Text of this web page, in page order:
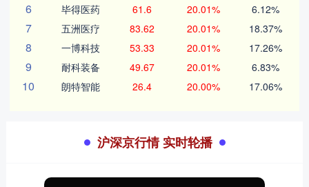
6 毕得医药 61.6 20.01% 6.12%
7 五洲医疗 83.62 20.01% 18.37%
8 一博科技 53.33 20.01% 17.26%
9 耐科装备 49.67 20.01% 6.83%
10 朗特智能 26.4 20.00% 17.06%
沪深京行情 实时轮播